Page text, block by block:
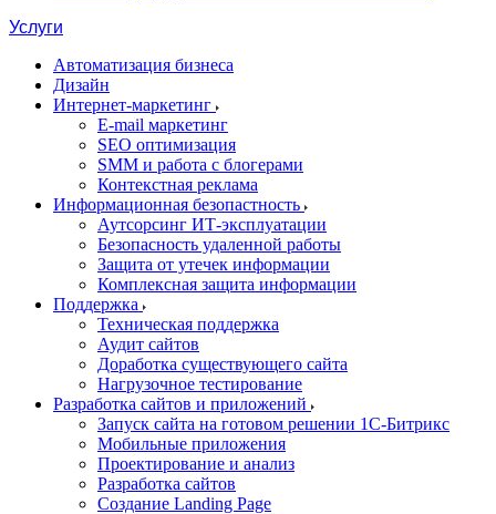
Услуги
Автоматизация бизнеса
Дизайн
Интернет-маркетинг
E-mail маркетинг
SEO оптимизация
SMM и работа с блогерами
Контекстная реклама
Информационная безопастность
Аутсорсинг ИТ-эксплуатации
Безопасность удаленной работы
Защита от утечек информации
Комплексная защита информации
Поддержка
Техническая поддержка
Аудит сайтов
Доработка существующего сайта
Нагрузочное тестирование
Разработка сайтов и приложений
Запуск сайта на готовом решении 1С-Битрикс
Мобильные приложения
Проектирование и анализ
Разработка сайтов
Создание Landing Page